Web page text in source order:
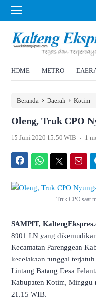
HOME METRO
Beranda › Daerah › Kotim
Oleng, Truk CPO
15 Juni 2020 15:50 WIB . 1
Truk CPO saat
SAMPIT,
8901 LN yang
Kecamatan Parenggean
kecelakaan tunggal
Lintang Batang Desa
Kabupaten Kotim, Minggu
21.15 WIB.